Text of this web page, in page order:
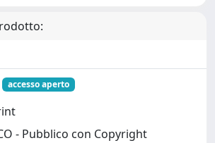
accesso aperto
- Pubblico con Copyright